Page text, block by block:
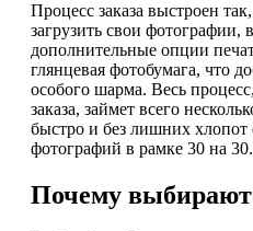
Процесс заказа выстроен
загрузить свои фотографии,
дополнительные опции
глянцевая фотобумага, что
особого шарма. Весь
заказа, займет всего
быстро и без лишних хлопот
фотографий в рамке 30 на 30.
Почему